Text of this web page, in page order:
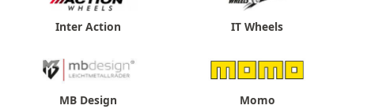
Inter Action IT Wheels
MB Design Momo